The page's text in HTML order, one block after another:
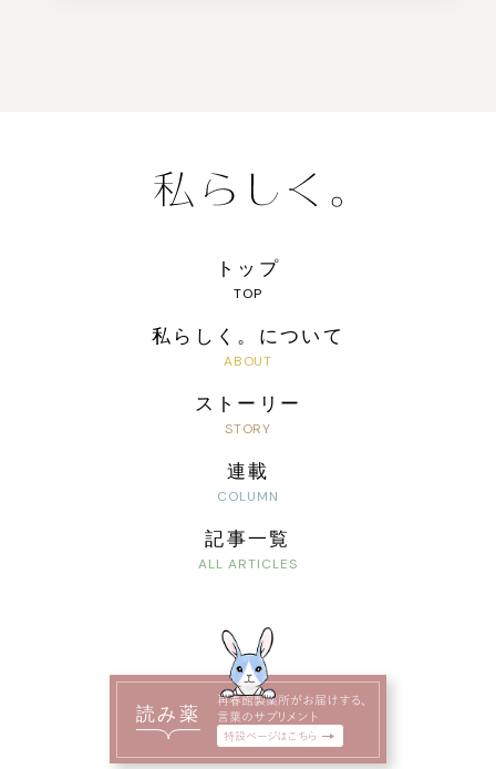
トップ
私らしく。について
ストーリー
記事一覧
連載
読み薬
再春館製薬所がお届けする、
言葉のサプリメント
特設ページはこちら